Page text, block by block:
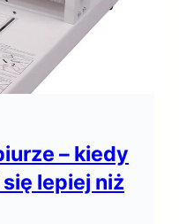
– kiedy
lepiej niż